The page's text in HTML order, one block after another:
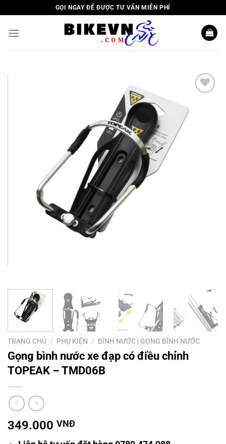
to
content
GỌI NGAY ĐỂ ĐƯỢC TƯ VẤN MIỄN PHÍ
TRANG CHỦ / PHỤ KIỆN / BÌNH NƯỚC | GỌNG BÌNH NƯỚC
Gọng bình nước xe đạp có điều chỉnh
TOPEAK – TMD06B
349.000 VNĐ